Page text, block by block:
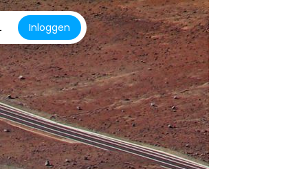
Inloggen